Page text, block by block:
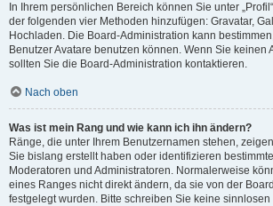
In Ihrem persönlichen Bereich können Sie unter
der folgenden vier Methoden hinzufügen: Gravatar,
Hochladen. Die Board-Administration kann
Benutzer Avatare benutzen können. Wenn Sie keinen
sollten Sie die Board-Administration kontaktieren.
Nach oben
Was ist mein Rang und wie kann ich ihn ändern?
Ränge, die unter Ihrem Benutzernamen stehen,
Sie bislang erstellt haben oder identifizieren
Moderatoren und Administratoren. Normalerweise
eines Ranges nicht direkt ändern, da sie von der
festgelegt wurden. Bitte schreiben Sie keine